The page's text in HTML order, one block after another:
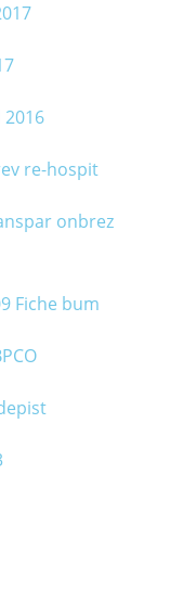
2016
re-hospit
onbrez
Fiche bum